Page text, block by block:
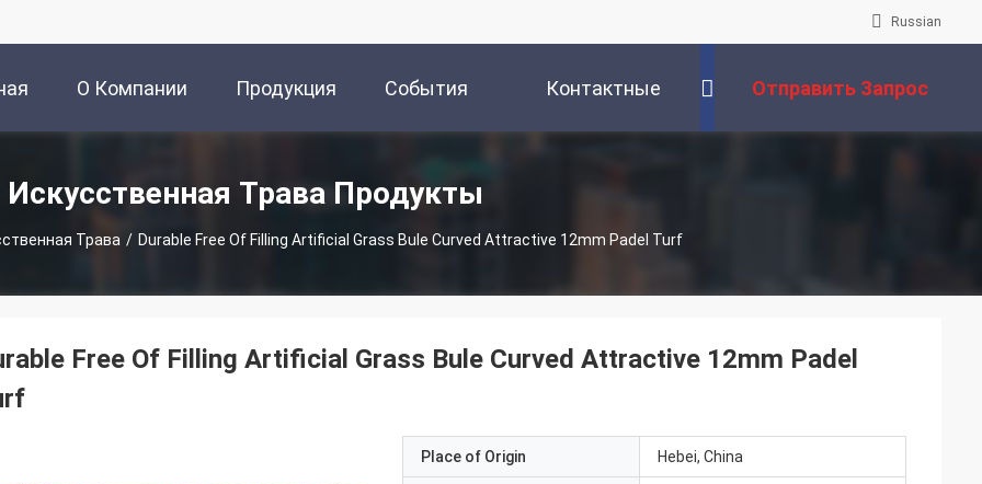
Russian
О Компании Продукция События Контактные Отправить Запрос
Искусственная Трава Продукты
Трава / Durable Free Of Filling Artificial Grass Bule Curved Attractive 12mm Padel Turf
Free Of Filling Artificial Grass Bule Curved Attractive 12mm Padel
Place of Origin Hebei, China